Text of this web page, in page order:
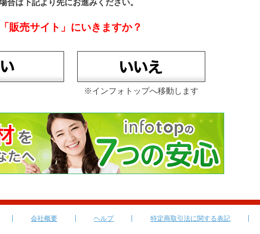
合は下記より先にお進みください。
「販売サイト」にいきますか？
※インフォトップへ移動します
会社概要 ヘルプ 特定商取引法に関する表記